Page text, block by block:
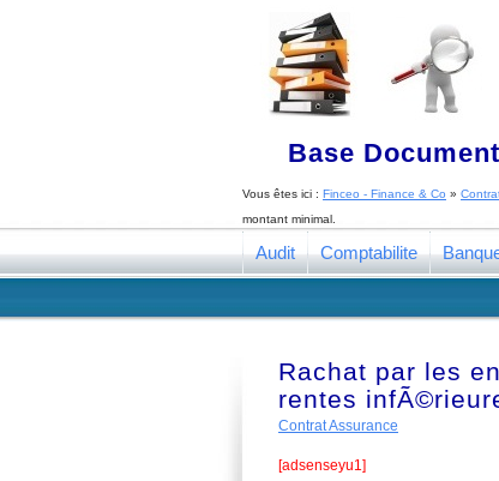
Base
Vous êtes ici : Finceo - Finance & Co »
montant minimal.
Audit Comptabilite
Rachat par les
rentes
Contrat Assurance
[adsenseyu1]